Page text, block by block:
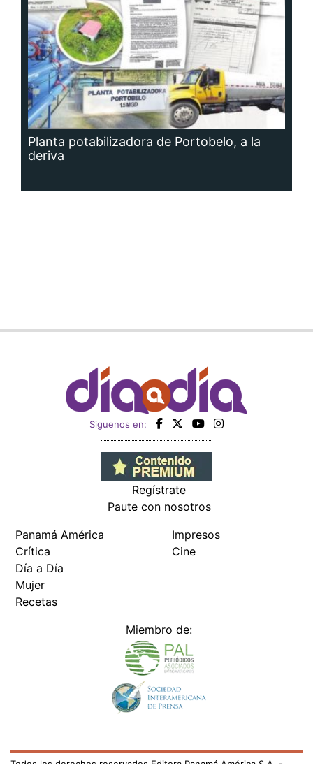
Planta potabilizadora de Portobelo, a la
deriva
Siguenos en:
Regístrate
Paute con nosotros
Panamá América
Crítica
Día a Día
Mujer
Recetas
Impresos
Cine
Miembro de:
Todos los derechos reservados Editora Panamá América S.A. -